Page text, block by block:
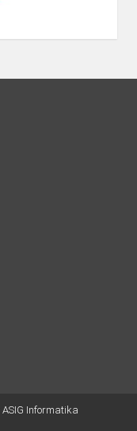
ASIG Informatika